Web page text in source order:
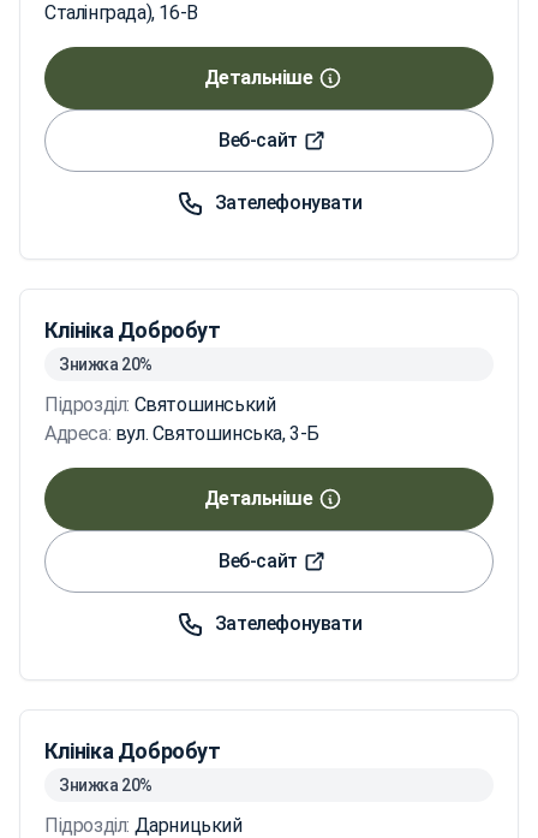
Сталінграда), 16-В
Детальніше
Веб-сайт
Зателефонувати
Клініка Добробут
Знижка 20%
Підрозділ: Святошинський
Адреса: вул. Святошинська, 3-Б
Детальніше
Веб-сайт
Зателефонувати
Клініка Добробут
Знижка 20%
Підрозділ: Дарницький